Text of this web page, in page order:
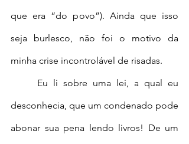
que era “do povo”). Ainda que isso
seja burlesco, não foi o motivo da
minha crise incontrolável de risadas.
desconhecia, que um condenado pode
abonar sua pena lendo livros! De um